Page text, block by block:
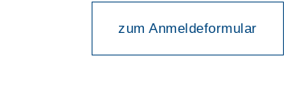
zum Anmeldeformular